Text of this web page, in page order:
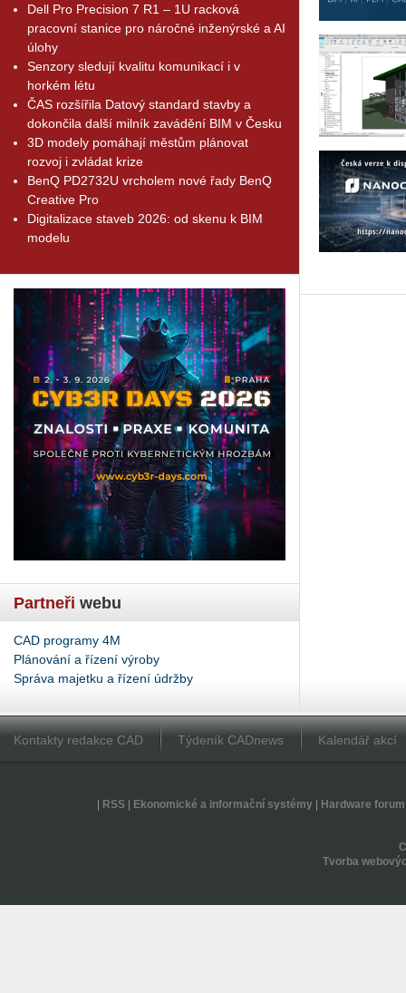
Dell Pro Precision 7 R1 – 1U racková
pracovní stanice pro náročné inženýrské a AI
úlohy
Senzory sledují kvalitu komunikací i v
horkém létu
ČAS rozšířila Datový standard stavby a
dokončila další milník zavádění BIM v Česku
3D modely pomáhají městům plánovat
rozvoj i zvládat krize
BenQ PD2732U vrcholem nové řady BenQ
Creative Pro
Digitalizace staveb 2026: od skenu k BIM
modelu
Partneři webu
CAD programy 4M
Plánování a řízení výroby
Správa majetku a řízení údržby
Kontakty redakce CAD Týdeník CADnews Kalendář akcí
RSS| Ekonomické a informační systémy| Hardware forum
Tvorba